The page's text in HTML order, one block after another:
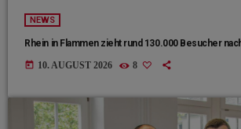
NEWS
Rhein in Flammen zieht rund 130.000 Besucher
today 10. AUGUST 2026 8